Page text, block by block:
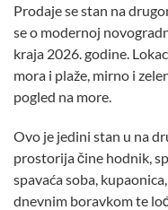
Prodaje se stan na
se o modernoj
kraja 2026. godine.
mora i plaže, mirno i
pogled na more.
Ovo je jedini stan u na
prostorija čine hodnik,
spavaća soba,
dnevnim boravkom te